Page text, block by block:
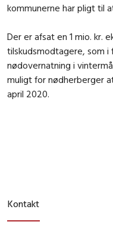
kommunerne har pligt til
Der er afsat en 1 mio. kr.
tilskudsmodtagere, som
nødovernatning i
muligt for nødherberger
april 2020.
Kontakt